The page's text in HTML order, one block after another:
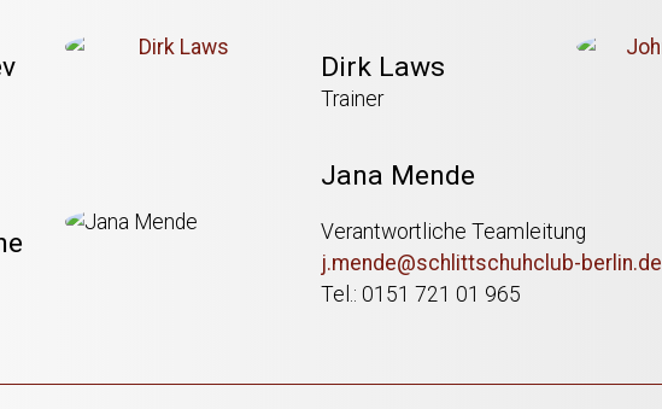
Dirk Laws
Trainer
Jana Mende
Verantwortliche Teamleitung
j.mende@schlittschuhclub-berlin.de
Tel.: 0151 721 01 965